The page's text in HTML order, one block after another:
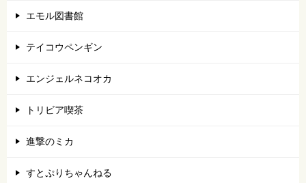
エモル図書館
テイコウペンギン
エンジェルネコオカ
トリビア喫茶
進撃のミカ
すとぷりちゃんねる